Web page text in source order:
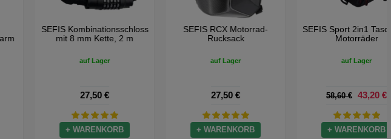
SEFIS Basic
Motorradschloss mit Alarm
+ WARENKORB
SEFIS Kombinationsschloss
mit 8 mm Kette, 2 m
+ WARENKORB
SEFIS RCX Motorrad-
Rucksack
27,50 €
+ WARENKORB